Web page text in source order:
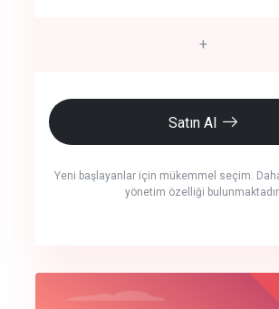
+
Satın Al
Yeni başlayanlar için mükemmel seçim.
yönetim özelliği bulunmaktadır.
crm auto cync